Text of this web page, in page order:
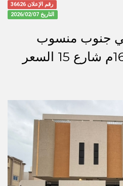
رقم الإعلان 36626
التاريخ 2026/02/07
جنوب منسوب
التعليم المساحة 160م شارع 15 السعر